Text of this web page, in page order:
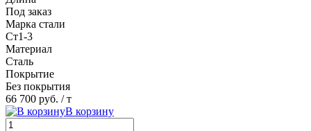
Под заказ
Марка стали
Ст1-3
Материал
Сталь
Покрытие
Без покрытия
66 700 руб. / т
В корзину